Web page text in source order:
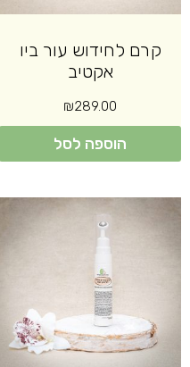
קרם לחידוש עור ביו
אקטיב
₪289.00
הוספה לסל